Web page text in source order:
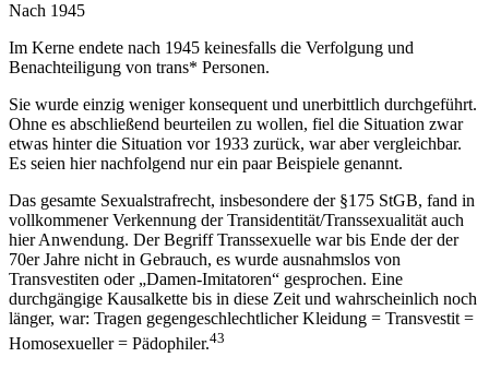
Nach 1945
Im Kerne endete nach 1945 keinesfalls die Verfolgung und
Benachteiligung von trans* Personen.
Sie wurde einzig weniger konsequent und unerbittlich durchgeführt.
Ohne es abschließend beurteilen zu wollen, fiel die Situation zwar
etwas hinter die Situation vor 1933 zurück, war aber vergleichbar.
Es seien hier nachfolgend nur ein paar Beispiele genannt.
Das gesamte Sexualstrafrecht, insbesondere der §175 StGB, fand in
vollkommener Verkennung der Transidentität/Transsexualität auch
hier Anwendung. Der Begriff Transsexuelle war bis Ende der der
70er Jahre nicht in Gebrauch, es wurde ausnahmslos von
Transvestiten oder „Damen-Imitatoren“ gesprochen. Eine
durchgängige Kausalkette bis in diese Zeit und wahrscheinlich noch
länger, war: Tragen gegengeschlechtlicher Kleidung = Transvestit =
Homosexueller = Pädophiler.43